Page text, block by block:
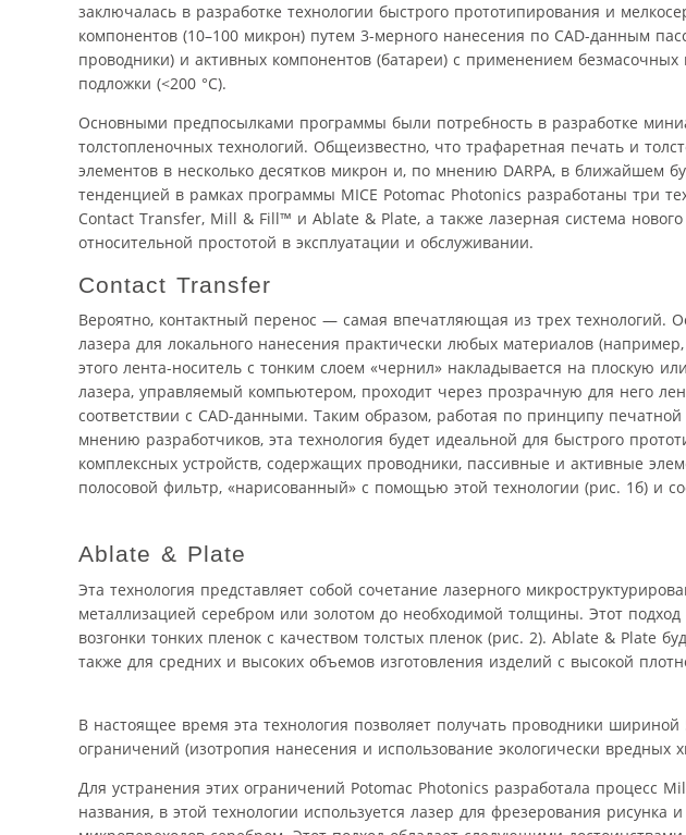
заключалась в разработке технологии быстрого прототипирования и
компонентов (10–100 микрон) путем 3-мерного нанесения по CAD-данным
проводники) и активных компонентов (батареи) с применением
подложки (<200 °С).
Основными предпосылками программы были потребность в разработке
толстопленочных технологий. Общеизвестно, что трафаретная печать и
элементов в несколько десятков микрон и, по мнению DARPA, в ближайшем
тенденцией в рамках программы MICE Potomac Photonics разработаны три
Contact Transfer, Mill & Fill™ и Ablate & Plate, а также лазерная система
относительной простотой в эксплуатации и обслуживании.
Contact Transfer
Вероятно, контактный перенос — самая впечатляющая из трех технологий.
лазера для локального нанесения практически любых материалов
этого лента-носитель с тонким слоем «чернил» накладывается на плоскую
лазера, управляемый компьютером, проходит через прозрачную для него
соответствии с CAD-данными. Таким образом, работая по принципу
мнению разработчиков, эта технология будет идеальной для быстрого
комплексных устройств, содержащих проводники, пассивные и активные
полосовой фильтр, «нарисованный» с помощью этой технологии (рис. 1б) и
Ablate & Plate
Эта технология представляет собой сочетание лазерного
металлизацией серебром или золотом до необходимой толщины. Этот подход
возгонки тонких пленок с качеством толстых пленок (рис. 2). Ablate & Plate
также для средних и высоких объемов изготовления изделий с высокой
В настоящее время эта технология позволяет получать проводники
ограничений (изотропия нанесения и использование экологически вредных
Для устранения этих ограничений Potomac Photonics разработала процесс
названия, в этой технологии используется лазер для фрезерования рисунка